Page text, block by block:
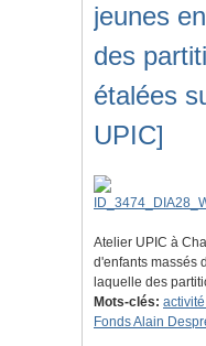
jeunes
des
étalées
UPIC]
Atelier UPIC à
d'enfants massés
laquelle des
Mots-clés:
Fonds Alain